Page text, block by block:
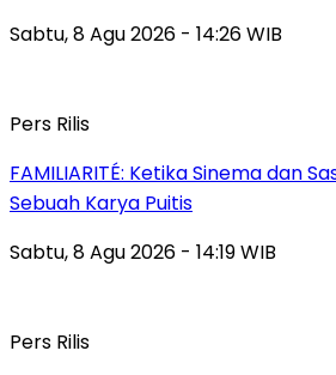
Sabtu, 8 Agu 2026 - 14:26 WIB
Pers Rilis
FAMILIARITÉ: Ketika Sinema dan
Sebuah Karya Puitis
Sabtu, 8 Agu 2026 - 14:19 WIB
Pers Rilis